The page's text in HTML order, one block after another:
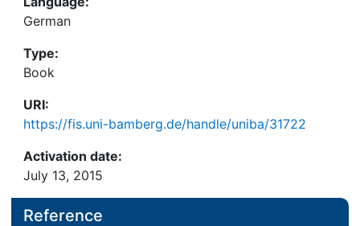
German
Type:
Book
URI:
https://fis.uni-bamberg.de/handle/uniba/31722
Activation date:
July 13, 2015
Reference